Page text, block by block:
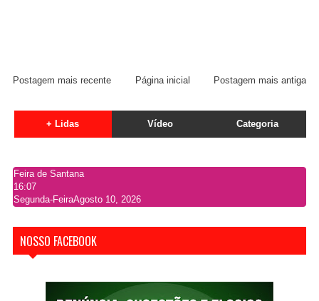
Postagem mais recente Postagem mais antiga
Página inicial
+ Lidas Vídeo Categoria
Feira de Santana
16:07
Segunda-FeiraAgosto 10, 2026
NOSSO FACEBOOK